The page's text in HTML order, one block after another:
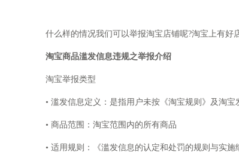
什么样的情况我们可以举报淘宝店铺呢?淘宝上有好
淘宝商品滥发信息违规之举报介绍
淘宝举报类型
• 滥发信息定义：是指用户未按《淘宝规则》及淘宝
• 商品范围：淘宝范围内的所有商品
• 适用规则：《滥发信息的认定和处罚的规则与实施